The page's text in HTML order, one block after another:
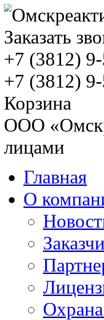
Заказать
+7 (3812)
+7 (3812)
Корзина
ООО
лицами
Главная
О